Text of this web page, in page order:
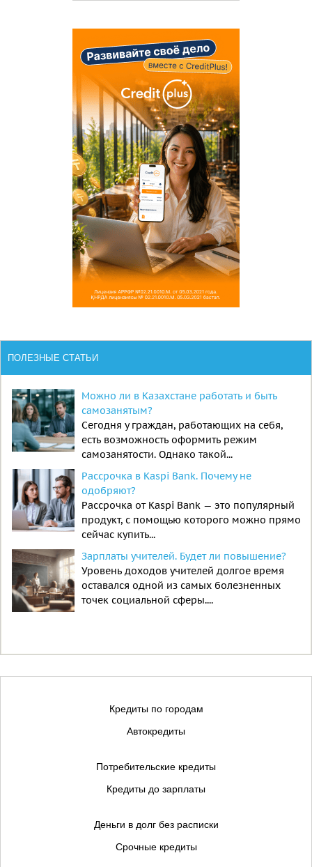
ПОЛЕЗНЫЕ СТАТЬИ
Можно ли в Казахстане работать и быть
самозанятым?
Сегодня у граждан, работающих на себя,
есть возможность оформить режим
самозанятости. Однако такой...
Рассрочка в Kaspi Bank. Почему не
одобряют?
Рассрочка от Kaspi Bank — это популярный
продукт, с помощью которого можно прямо
сейчас купить...
Зарплаты учителей. Будет ли повышение?
Уровень доходов учителей долгое время
оставался одной из самых болезненных
точек социальной сферы....
Кредиты по городам
Автокредиты
Потребительские кредиты
Кредиты до зарплаты
Деньги в долг без расписки
Срочные кредиты